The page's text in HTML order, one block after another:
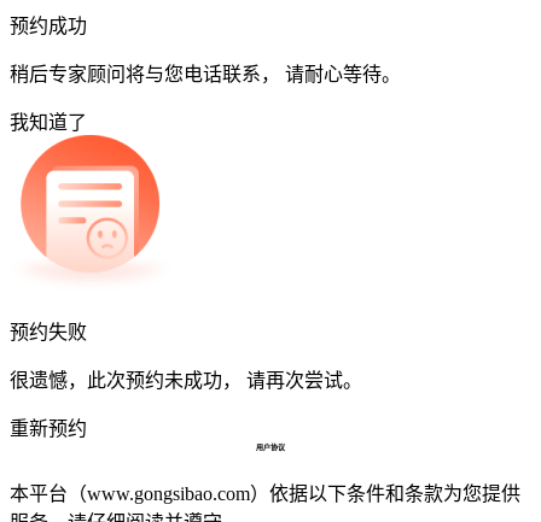
预约成功
稍后专家顾问将与您电话联系， 请耐心等待。
我知道了
预约失败
很遗憾，此次预约未成功， 请再次尝试。
重新预约
用户协议
本平台（www.gongsibao.com）依据以下条件和条款为您提供